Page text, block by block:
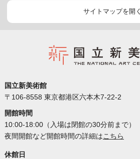
サイトマップを開く
国立新美術館
〒106-8558 東京都港区六本木7-22-2
開館時間
10:00-18:00（入場は閉館の30分前まで）
夜間開館など開館時間の詳細はこちら
休館日